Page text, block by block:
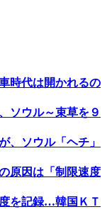
時代は開かれるの
ソウル～束草を９
、ソウル「ヘチ」
原因は「制限速度
を記録…韓国ＫＴ